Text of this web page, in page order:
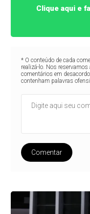
Clique aqui e
* O conteúdo de cada
realizá-lo. Nos
comentários em
contenham palavras
Comentar